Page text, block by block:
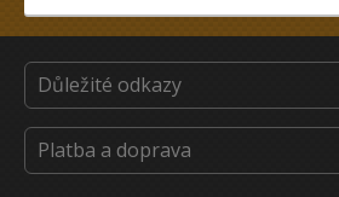
Důležité odkazy
Platba a doprava